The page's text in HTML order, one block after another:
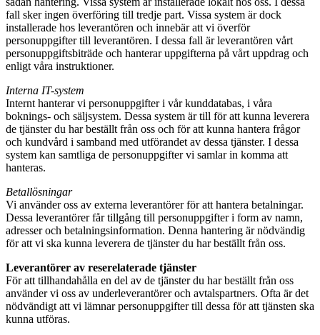
fall sker ingen överföring till tredje part. Vissa system är dock
installerade hos leverantören och innebär att vi överför
personuppgifter till leverantören. I dessa fall är leverantören vårt
personuppgiftsbiträde och hanterar uppgifterna på vårt uppdrag och
enligt våra instruktioner.
Interna IT-system
Internt hanterar vi personuppgifter i vår kunddatabas, i våra
boknings- och säljsystem. Dessa system är till för att kunna leverera
de tjänster du har beställt från oss och för att kunna hantera frågor
och kundvård i samband med utförandet av dessa tjänster. I dessa
system kan samtliga de personuppgifter vi samlar in komma att
hanteras.
Betallösningar
Vi använder oss av externa leverantörer för att hantera betalningar.
Dessa leverantörer får tillgång till personuppgifter i form av namn,
adresser och betalningsinformation. Denna hantering är nödvändig
för att vi ska kunna leverera de tjänster du har beställt från oss.
Leverantörer av reserelaterade tjänster
För att tillhandahålla en del av de tjänster du har beställt från oss
använder vi oss av underleverantörer och avtalspartners. Ofta är det
nödvändigt att vi lämnar personuppgifter till dessa för att tjänsten ska
kunna utföras.